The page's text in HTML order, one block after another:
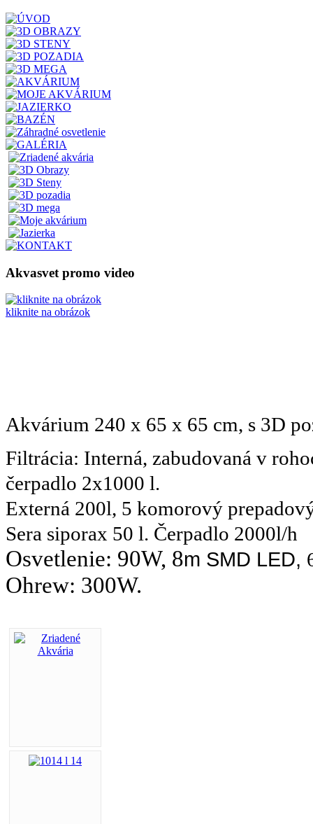
Akvasvet promo video
kliknite na obrázok
Akvárium 240 x 65 x 65 cm, s 3D
Filtrácia: Interná, zabudovaná v
čerpadlo 2x1000 l.
Externá 200l, 5 komorový
Sera siporax 50 l. Čerpadlo 2000l/h
Osvetlenie: 90W, 8m SMD LED,
Ohrew: 300W.